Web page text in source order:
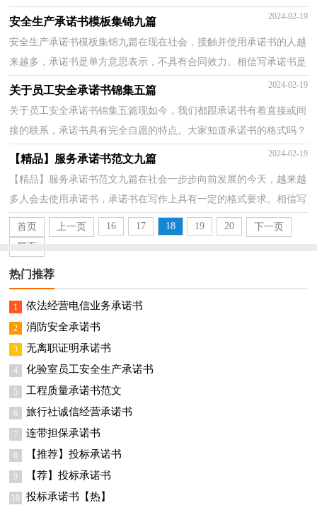
心整理的教师承诺书8篇，仅供参考，欢迎大家阅读。教师...
安全生产承诺书模板集锦九篇 2024-02-19
安全生产承诺书模板集锦九篇在现在社会，接触并使用承诺书的人越
来越多，承诺书是单方意思表示，不具有合同效力。相信写承诺书是
一个让许多人都头痛的问题，以下是小编为大家整理的...
关于员工安全承诺书锦集五篇 2024-02-19
关于员工安全承诺书锦集五篇现如今，我们都跟承诺书有着直接或间
接的联系，承诺书具有完全自愿的特点。大家知道承诺书的格式吗？
以下是小编为大家收集的员工安全承诺书5篇，欢迎大...
【精品】服务承诺书范文九篇 2024-02-19
【精品】服务承诺书范文九篇在社会一步步向前发展的今天，越来越
多人会去使用承诺书，承诺书在写作上具有一定的格式要求。相信写
承诺书是一个让许多人都头痛的问题，下面是小编精...
首页 上一页 16 17 18 19 20
下一页
尾页
热门推荐
1 依法经营电信业务承诺书
2 消防安全承诺书
3 无离职证明承诺书
4 化验室员工安全生产承诺书
5 工程质量承诺书范文
6 旅行社诚信经营承诺书
7 连带担保承诺书
8 【推荐】投标承诺书
9 【荐】投标承诺书
10 投标承诺书【热】